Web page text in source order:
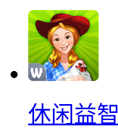
休闲益智